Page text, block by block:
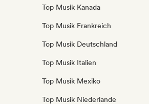
Top Musik Kanada
Top Musik Frankreich
Top Musik Deutschland
Top Musik Italien
Top Musik Mexiko
Top Musik Niederlande